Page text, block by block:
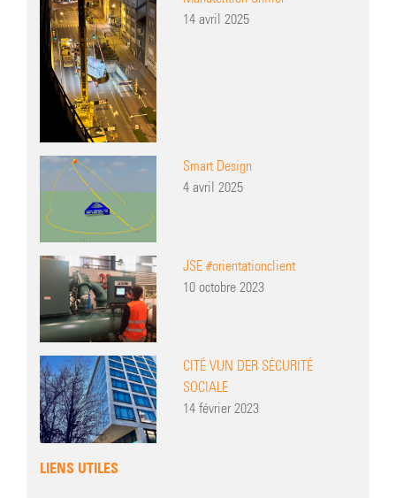
14 avril 2025
Smart Design
4 avril 2025
JSE #orientationclient
10 octobre 2023
CITÉ VUN DER SÉCURITÉ
SOCIALE
14 février 2023
LIENS UTILES